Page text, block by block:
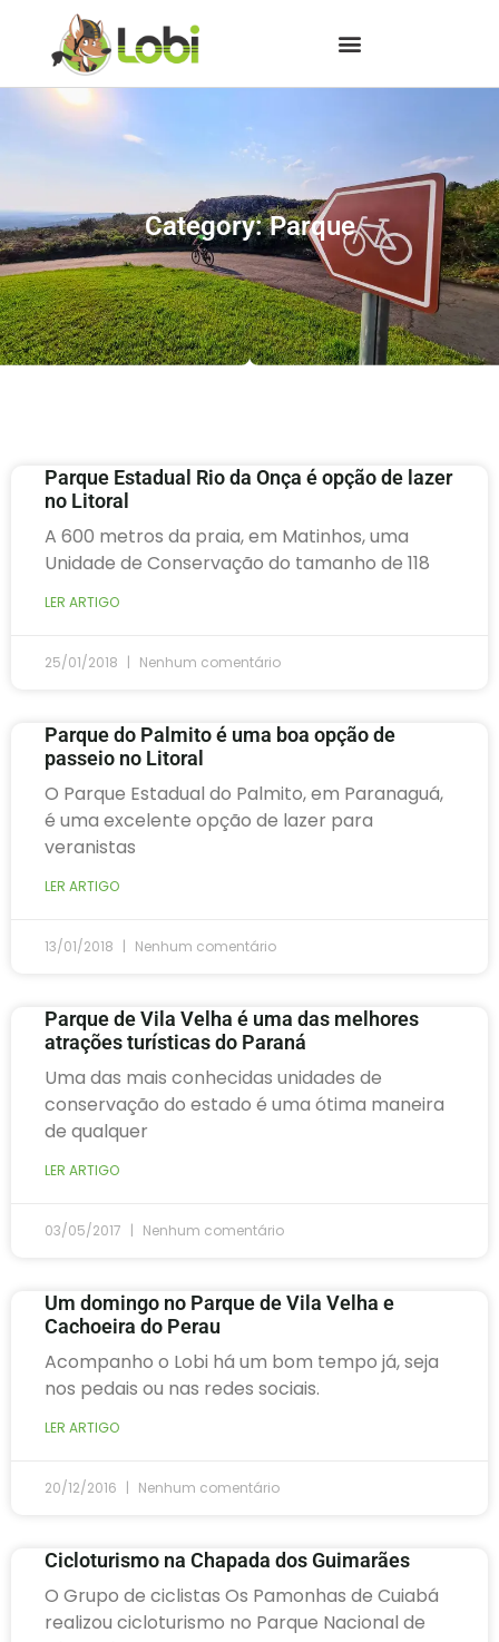
Category: Parque
Parque Estadual Rio da Onça é opção de lazer
no Litoral
A 600 metros da praia, em Matinhos, uma
Unidade de Conservação do tamanho de 118
LER ARTIGO
25/01/2018 Nenhum comentário
Parque do Palmito é uma boa opção de
passeio no Litoral
O Parque Estadual do Palmito, em Paranaguá,
é uma excelente opção de lazer para
veranistas
LER ARTIGO
13/01/2018 Nenhum comentário
Parque de Vila Velha é uma das melhores
atrações turísticas do Paraná
Uma das mais conhecidas unidades de
conservação do estado é uma ótima maneira
de qualquer
LER ARTIGO
03/05/2017 Nenhum comentário
Um domingo no Parque de Vila Velha e
Cachoeira do Perau
Acompanho o Lobi há um bom tempo já, seja
nos pedais ou nas redes sociais.
LER ARTIGO
20/12/2016 Nenhum comentário
Cicloturismo na Chapada dos Guimarães
O Grupo de ciclistas Os Pamonhas de Cuiabá
realizou cicloturismo no Parque Nacional de